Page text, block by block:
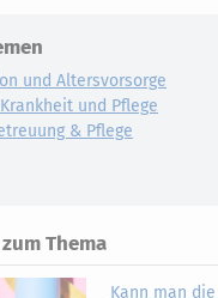
und Altersvorsorge
und Pflege
& Pflege
Thema
Kann man